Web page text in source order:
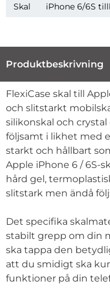
Skal iPhone 6/6S
Produktbeskrivning
FlexiCase skal till
och slitstarkt
silikonskal och crystal
följsamt i likhet med
starkt och hållbart
Apple iPhone 6 / 6S-
hård gel,
slitstark men ändå
Det specifika
stabilt grepp om din
ska tappa den
att du smidigt ska
funktioner på din